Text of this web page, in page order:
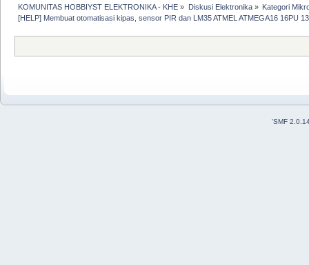
KOMUNITAS HOBBIYST ELEKTRONIKA - KHE » Diskusi Elektronika» Kategori
[HELP] Membuat otomatisasi kipas, sensor PIR dan LM35 ATMEL ATMEGA16 16PU
'SMF